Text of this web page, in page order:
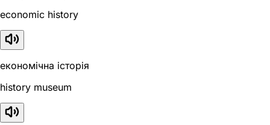
economic history
економічна історія
history museum